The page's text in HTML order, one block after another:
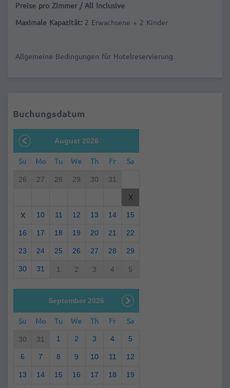
Preise pro Zimmer / All Inclusive
Maximale Kapazität: 2 Erwachsene + 2 Kinder
Allgemeine Bedingungen für Hotelreservierung
Buchungsdatum
August 2026
Su Mo Tu We Th Fr Sa
26 27 28 29 30 31
X
X 10 11 12 13 14 15
16 17 18 19 20 21 22
23 24 25 26 27 28 29
30 31 1 2 3 4 5
September 2026
Su Mo Tu We Th Fr Sa
30 31 1 2 3 4 5
6 7 8 9 10 11 12
13 14 15 16 17 18 19